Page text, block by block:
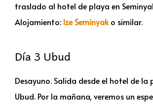
traslado al hotel de playa en
Alojamiento: Ize Seminyako similar.
Día 3 Ubud
Desayuno. Salida desde el hotel de la
Ubud. Por la mañana, veremos un